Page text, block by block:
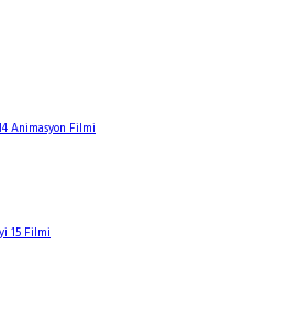
Animasyon Filmi
15 Filmi